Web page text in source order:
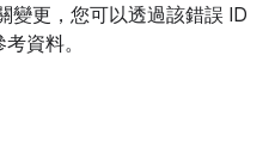
變更，您可以透過該錯誤 ID
資料。